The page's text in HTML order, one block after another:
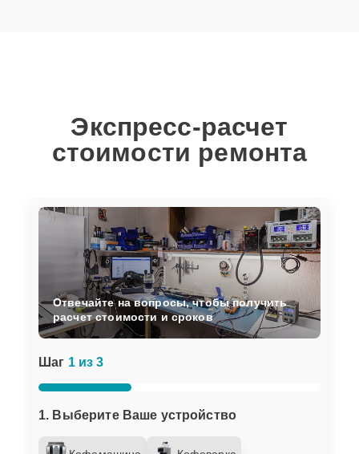
Экспресс-расчет
стоимости ремонта
Шаг 1 из 3
1. Выберите Ваше устройство
Отвечайте на вопросы, чтобы получить
расчет стоимости и сроков